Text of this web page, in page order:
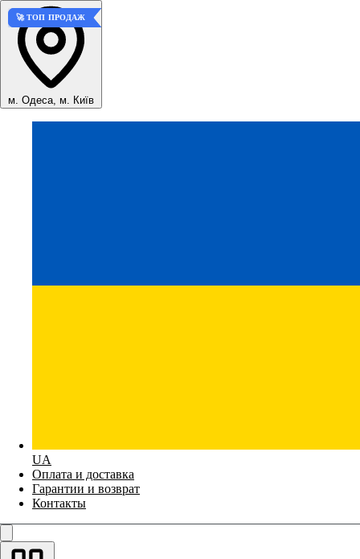
м. Одеса, м. Київ
UA
Оплата и доставка
Гарантии и возврат
Контакты
🚀 ТОП ПРОДАЖ
🚀 ТОП ПРОДАЖ